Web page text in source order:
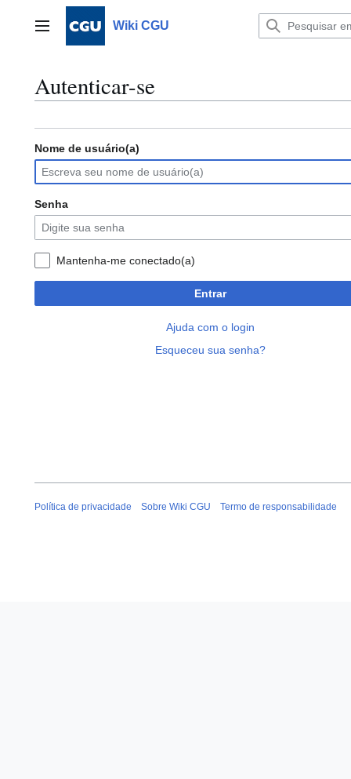
Menu principalWiki CGU
Autenticar-se
Nome de usuário(a)
Senha
Mantenha-me conectado(a)
Entrar
Ajuda com o login
Esqueceu sua senha?
Política de privacidade Sobre Wiki CGU Termo de responsabilidade